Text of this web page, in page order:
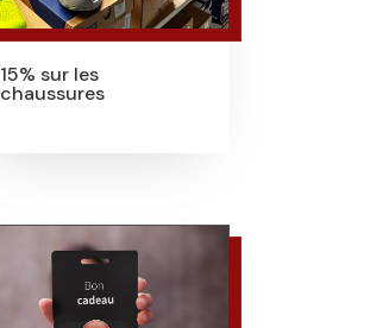
15% sur les
chaussures